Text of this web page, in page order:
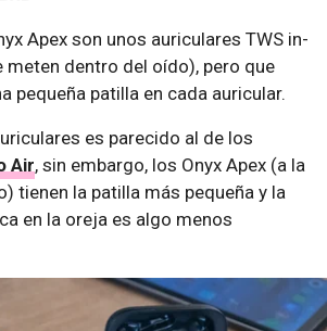
Apex son unos auriculares TWS in-
meten dentro del oído), pero que
pequeña patilla en cada auricular.
es parecido al de los
Air, sin embargo, los Onyx Apex (a la
tienen la patilla más pequeña y la
en la oreja es algo menos